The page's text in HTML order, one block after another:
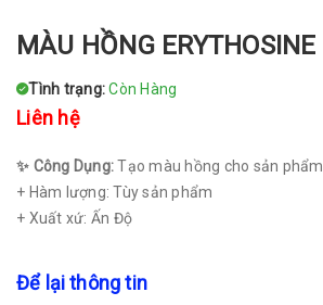
MÀU HỒNG ERYTHOSINE
Tình trạng:Còn Hàng
Liên hệ
✨ Công Dụng:Tạo màu hồng cho sản phẩm
+ Hàm lượng: Tùy sản phẩm
+ Xuất xứ: Ấn Độ
Để lại thông tin